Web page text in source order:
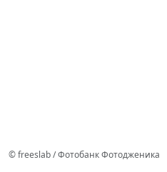
© freeslab / Фотобанк Фотодженика